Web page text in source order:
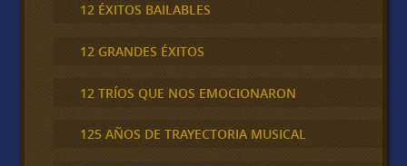
12 ÉXITOS BAILABLES
12 GRANDES ÉXITOS
12 TRÍOS QUE NOS EMOCIONARON
125 AÑOS DE TRAYECTORIA MUSICAL